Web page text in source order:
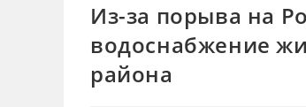
Из-за порыва на
водоснабжение
района